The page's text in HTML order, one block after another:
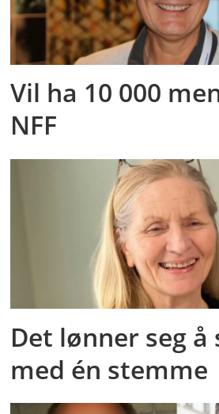
Vil ha 10 000
NFF
Det lønner seg å
med én stemme